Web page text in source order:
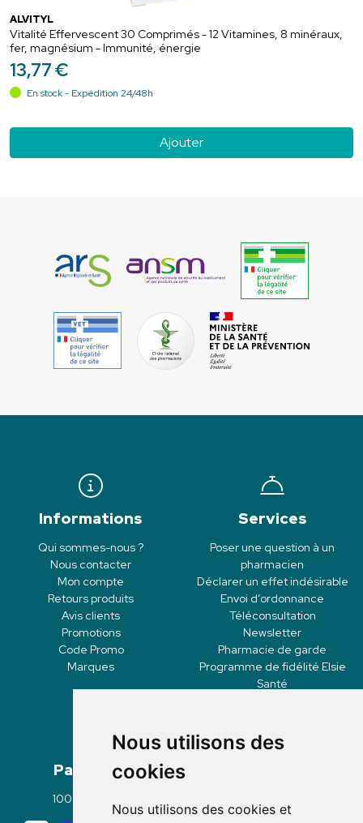
Nous utilisons des
cookies
Nous utilisons des cookies et
ALVITYL
Vitalité Effervescent 30 Comprimés - 12 Vitamines, 8 minéraux,
fer, magnésium - Immunité, énergie
13,77€
En stock - Expédition 24/48h
Ajouter
Informations
Qui sommes-nous ?
Nous contacter
Mon compte
Retours produits
Avis clients
Promotions
Code Promo
Marques
Services
Poser une question à un
pharmacien
Déclarer un effet indésirable
Envoi d’ordonnance
Téléconsultation
Newsletter
Pharmacie de garde
Programme de fidélité Elsie
Santé
Paiement
100% sécurisé
Mode de livraison